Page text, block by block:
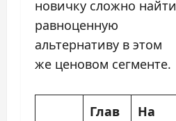
новичку сложно найти
равноценную
альтернативу в этом
же ценовом сегменте.
Глав
На